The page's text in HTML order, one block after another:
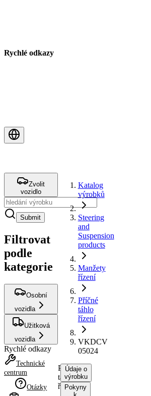
Rychlé odkazy
Zvolit
vozidlo
Submit
Filtrovat
podle
kategorie
Osobní
vozidla
Užitková
vozidla
Rychlé odkazy
Technické
centrum
Otázky
Katalog
výrobků
Steering
and
Suspension
products
Manžety
řízení
Příčné
táhlo
řízení
VKDCV
05024
Příčné
táhlo
řízení
Údaje o
výrobku
Pokyny